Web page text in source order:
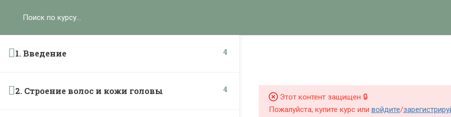
1. Введение 4
2. Строение волос и кожи головы 4
Этот контент защищен 🔒
Пожалуйста, купите курс или войдите/
Ольга Ларноди, 2025
hello@lalavanda.school
КНИГИ КУРСЫ